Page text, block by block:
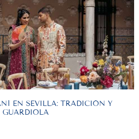
EN SEVILLA: TRADICIÓN Y
GUARDIOLA